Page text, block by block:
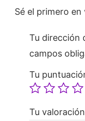
Sé el primero en
Tu dirección
campos
Tu
Tu valoración